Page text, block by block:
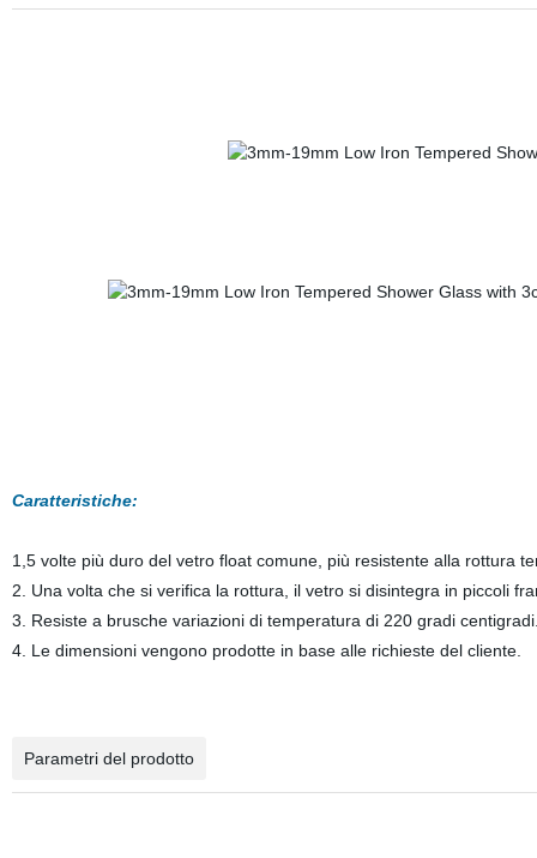
Caratteristiche:
1,5 volte più duro del vetro float comune, più resistente alla rottura
2. Una volta che si verifica la rottura, il vetro si disintegra in piccoli
3. Resiste a brusche variazioni di temperatura di 220 gradi
4. Le dimensioni vengono prodotte in base alle richieste del cliente.
Parametri del prodotto